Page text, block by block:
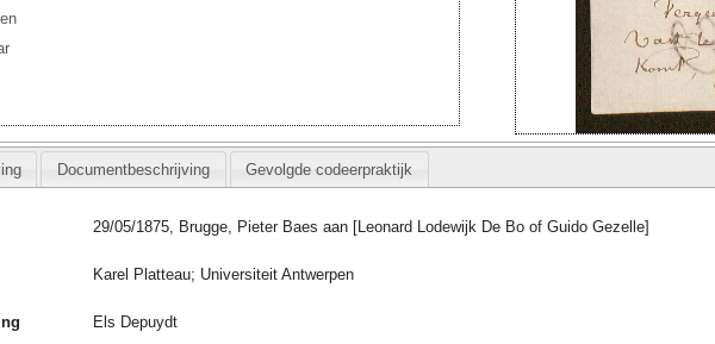
Documentbeschrijving Gevolgde codeerpraktijk
29/05/1875, Brugge, Pieter Baes aan [Leonard Lodewijk De Bo of Guido Gezelle]
Karel Platteau; Universiteit Antwerpen
Els Depuydt